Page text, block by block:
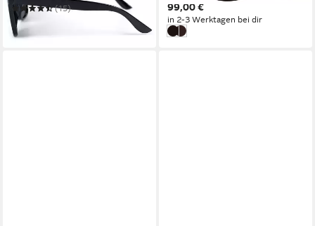
(15)
23,95 €
in 3-4 Werktagen bei dir
99,00 €
in 2-3 Werktagen bei dir
opulentes schwarz
mondänes granatapfelrot